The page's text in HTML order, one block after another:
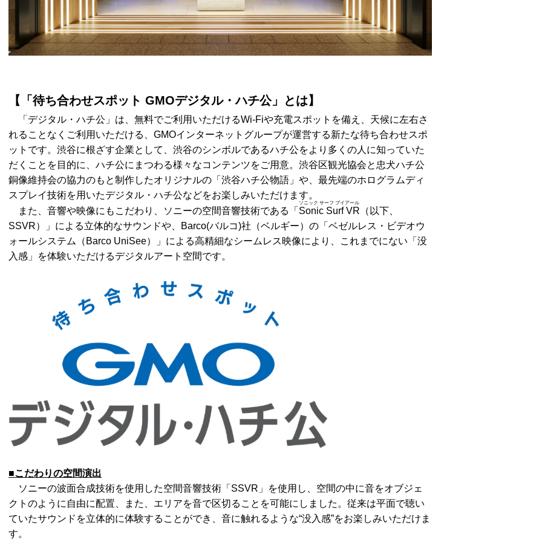
【「待ち合わせスポット GMOデジタル・ハチ公」とは】
「デジタル・ハチ公」は、無料でご利用いただけるWi-Fiや充電スポットを備え、天候に左右さ
れることなくご利用いただける、GMOインターネットグループが運営する新たな待ち合わせスポ
ットです。渋谷に根ざす企業として、渋谷のシンボルであるハチ公をより多くの人に知っていた
だくことを目的に、ハチ公にまつわる様々なコンテンツをご用意。渋谷区観光協会と忠犬ハチ公
銅像維持会の協力のもと制作したオリジナルの「渋谷ハチ公物語」や、最先端のホログラムディ
スプレイ技術を用いたデジタル・ハチ公などをお楽しみいただけます。
また、音響や映像にもこだわり、ソニーの空間音響技術である「 Sonic Surf VR
ソニック サーフ ブイアール
（以下、
SSVR）」による立体的なサウンドや、Barco(バルコ)社（ベルギー）の「ベゼルレス・ビデオウ
ォールシステム（Barco UniSee）」による高精細なシームレス映像により、これまでにない「没
入感」を体験いただけるデジタルアート空間です。
■こだわりの空間演出
ソニーの波面合成技術を使用した空間音響技術「SSVR」を使用し、空間の中に音をオブジェ
クトのように自由に配置、また、エリアを音で区切ることを可能にしました。従来は平面で聴い
ていたサウンドを立体的に体験することができ、音に触れるような“没入感”をお楽しみいただけま
す。